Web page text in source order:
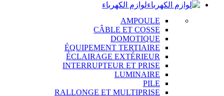
لوازم الكهرباء
AMPOULE
CÂBLE ET COSSE
DOMOTIQUE
ÉQUIPEMENT TERTIAIRE
ÉCLAIRAGE EXTÉRIEUR
INTERRUPTEUR ET PRISE
LUMINAIRE
PILE
RALLONGE ET MULTIPRISE